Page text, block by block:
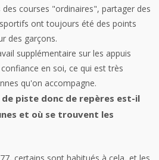
des courses "ordinaires", partager des
ont toujours été des points
des garçons.
supplémentaire sur les appuis
en soi, ce qui est très
qu'on accompagne.
piste donc de repères est-il
et où se trouvent les